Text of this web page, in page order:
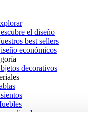
el diseño
best sellers
económicos
decorativos